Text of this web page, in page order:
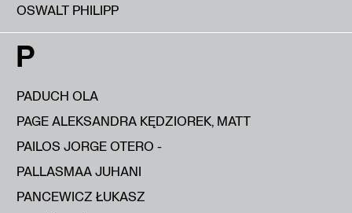
OSWALT PHILIPP
P
PADUCH OLA
PAGE ALEKSANDRA KĘDZIOREK, MATT
PAILOS JORGE OTERO -
PALLASMAA JUHANI
PANCEWICZ ŁUKASZ